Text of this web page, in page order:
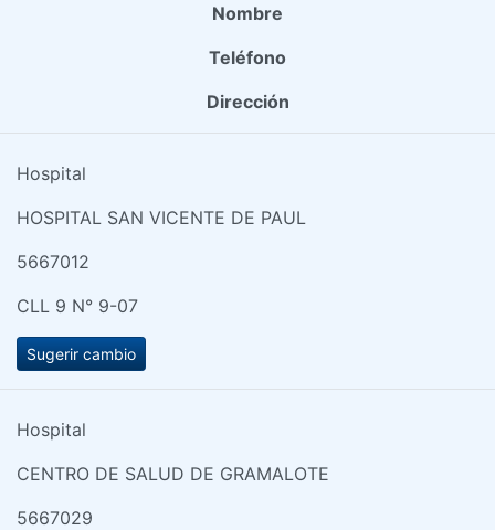
Nombre
Teléfono
Dirección
Hospital
HOSPITAL SAN VICENTE DE PAUL
5667012
CLL 9 N° 9-07
Sugerir cambio
Hospital
CENTRO DE SALUD DE GRAMALOTE
5667029